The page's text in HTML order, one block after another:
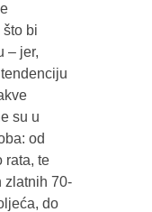
bi
– jer,
su u
od
rata, te
zlatnih 70-
do